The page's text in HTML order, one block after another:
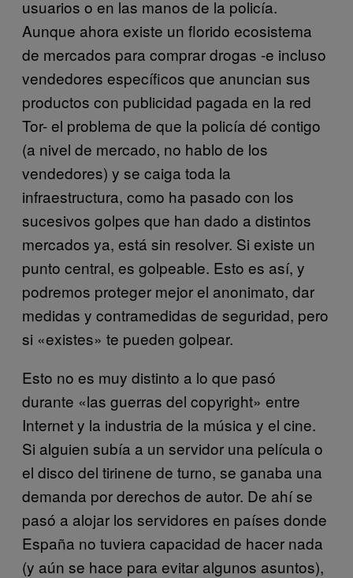
usuarios o en las manos de la policía.
Aunque ahora existe un florido ecosistema
de mercados para comprar drogas -e incluso
vendedores específicos que anuncian sus
productos con publicidad pagada en la red
Tor- el problema de que la policía dé contigo
(a nivel de mercado, no hablo de los
vendedores) y se caiga toda la
infraestructura, como ha pasado con los
sucesivos golpes que han dado a distintos
mercados ya, está sin resolver. Si existe un
punto central, es golpeable. Esto es así, y
podremos proteger mejor el anonimato, dar
medidas y contramedidas de seguridad, pero
si «existes» te pueden golpear.
Esto no es muy distinto a lo que pasó
durante «las guerras del copyright» entre
Internet y la industria de la música y el cine.
Si alguien subía a un servidor una película o
el disco del tirinene de turno, se ganaba una
demanda por derechos de autor. De ahí se
pasó a alojar los servidores en países donde
España no tuviera capacidad de hacer nada
(y aún se hace para evitar algunos asuntos),